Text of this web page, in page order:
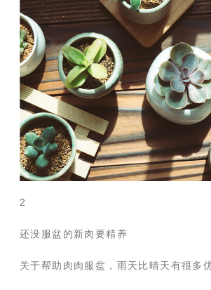
2
还没服盆的新肉要精养
关于帮助肉肉服盆，雨天比晴天有很多